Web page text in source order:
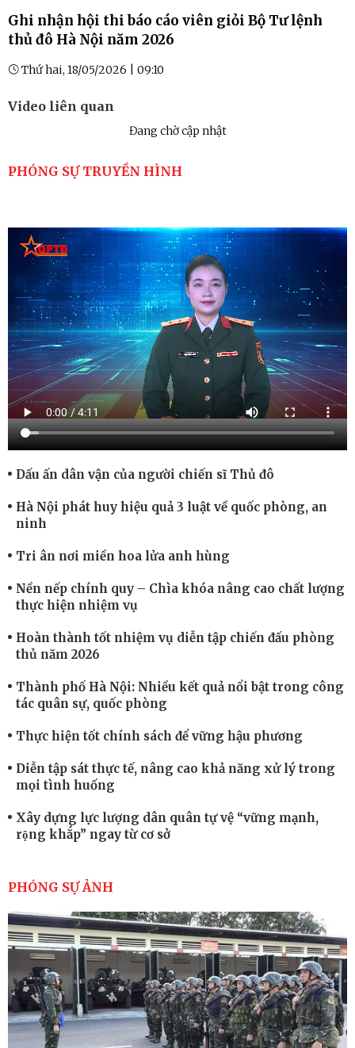
Ghi nhận hội thi báo cáo viên giỏi Bộ Tư lệnh
thủ đô Hà Nội năm 2026
Thứ hai, 18/05/2026 | 09:10
Video liên quan
Đang chờ cập nhật
PHÓNG SỰ TRUYỀN HÌNH
Dấu ấn dân vận của người chiến sĩ Thủ đô
Hà Nội phát huy hiệu quả 3 luật về quốc phòng, an
ninh
Tri ân nơi miền hoa lửa anh hùng
Nền nếp chính quy – Chìa khóa nâng cao chất lượng
thực hiện nhiệm vụ
Hoàn thành tốt nhiệm vụ diễn tập chiến đấu phòng
thủ năm 2026
Thành phố Hà Nội: Nhiều kết quả nổi bật trong công
tác quân sự, quốc phòng
Thực hiện tốt chính sách để vững hậu phương
Diễn tập sát thực tế, nâng cao khả năng xử lý trong
mọi tình huống
Xây dựng lực lượng dân quân tự vệ “vững mạnh,
rộng khắp” ngay từ cơ sở
cao sức mạnh chiến đấu
Tiểu đoàn Thiết giáp hoàn thành tốt diễn tập chiến
thuật có bắn đạn thật
Nơi sinh viên rèn ý trí, luyện kỹ năng
PHÓNG SỰ ẢNH